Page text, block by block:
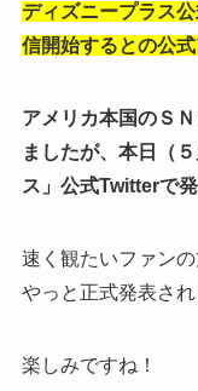
ディズニープラス
信開始するとの公
アメリカ本国のＳ
ましたが、本日（
ス」公式Twitterで
速く観たいファン
やっと正式発表され
楽しみですね！